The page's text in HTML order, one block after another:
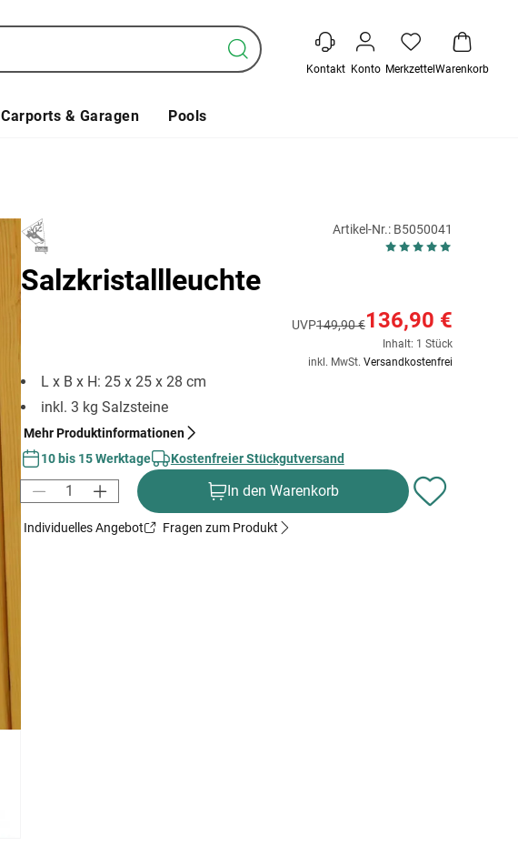
Kontakt Konto Merkzettel Warenkorb
Carports & Garagen Pools
Artikel-Nr.: B5050041
Salzkristallleuchte
UVP149,90 €136,90 €
Inhalt: 1 Stück
inkl. MwSt. Versandkostenfrei
L x B x H: 25 x 25 x 28 cm
inkl. 3 kg Salzsteine
Mehr Produktinformationen
10 bis 15 Werktage
Kostenfreier Stückgutversand
In den Warenkorb
Individuelles Angebot Fragen zum Produkt